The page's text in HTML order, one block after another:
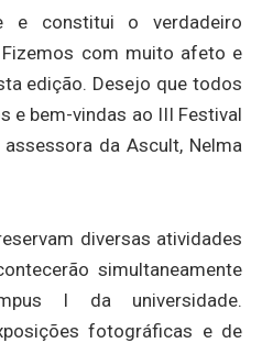
e constitui o verdadeiro
com muito afeto e
edição. Desejo que todos
e bem-vindas ao III Festival
da Ascult, Nelma
diversas atividades
simultaneamente
I da universidade.
fotográficas e de